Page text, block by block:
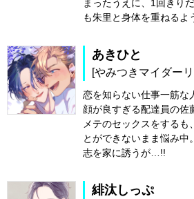
まったうえに、1回きり
も朱里と身体を重ねる
あきひと
[やみつきマイダー
恋を知らない仕事一筋な
顔が良すぎる配達員の佐
メテのセックスをするも
とができないまま悩み
志を家に誘うが…!!
緋汰しっぷ